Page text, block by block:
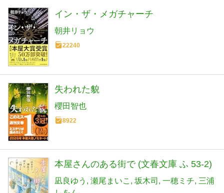
イン・ザ・メガチャーチ
朝井リョウ
22240
失われた貌
櫻田智也
8922
本屋さんのある街で (文春文庫 ふ 53-2)
凪良ゆう 瀬尾まいこ 坂木司 一穂ミチ 三浦